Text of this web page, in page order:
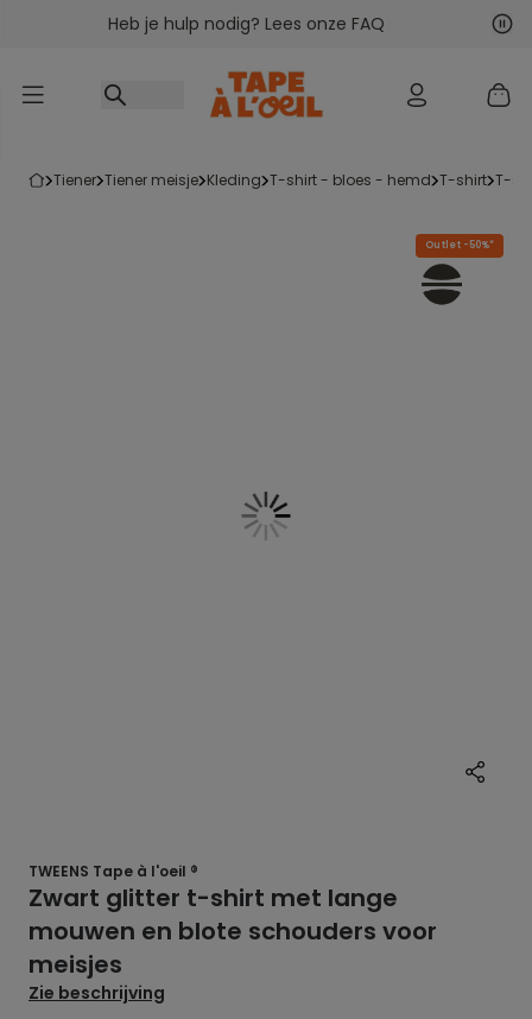
Ga naar inhoudHeb je hulp nodig? Lees onze FAQ
tiener tiener meisje kleding t-shirt - bloes - hemd t-shirt t-
Outlet -50%*
TWEENS Tape à l'oeil ®
Zwart glitter t-shirt met lange
mouwen en blote schouders voor
meisjes
Zie beschrijving